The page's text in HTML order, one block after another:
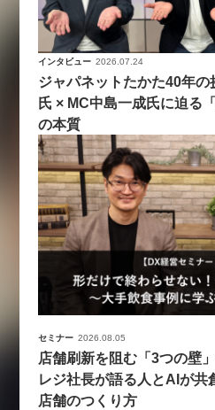
インタビュー 2026.07.24
ジャパネットたかた40年の
氏 × MC中島一成氏に迫る
の本質
セミナー 2026.08.05
店舗刷新を阻む「3つの壁
レジ社長が語る人とAIが共
店舗のつくり方